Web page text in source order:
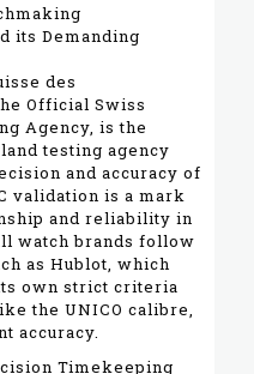
its Demanding
des
Official Swiss
Agency, is the
testing agency
and accuracy of
validation is a mark
and reliability in
watch brands follow
as Hublot, which
own strict criteria
the UNICO calibre,
accuracy.
Timekeeping